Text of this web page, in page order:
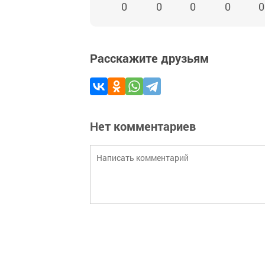
0 0 0 0 0
Расскажите друзьям
Нет комментариев